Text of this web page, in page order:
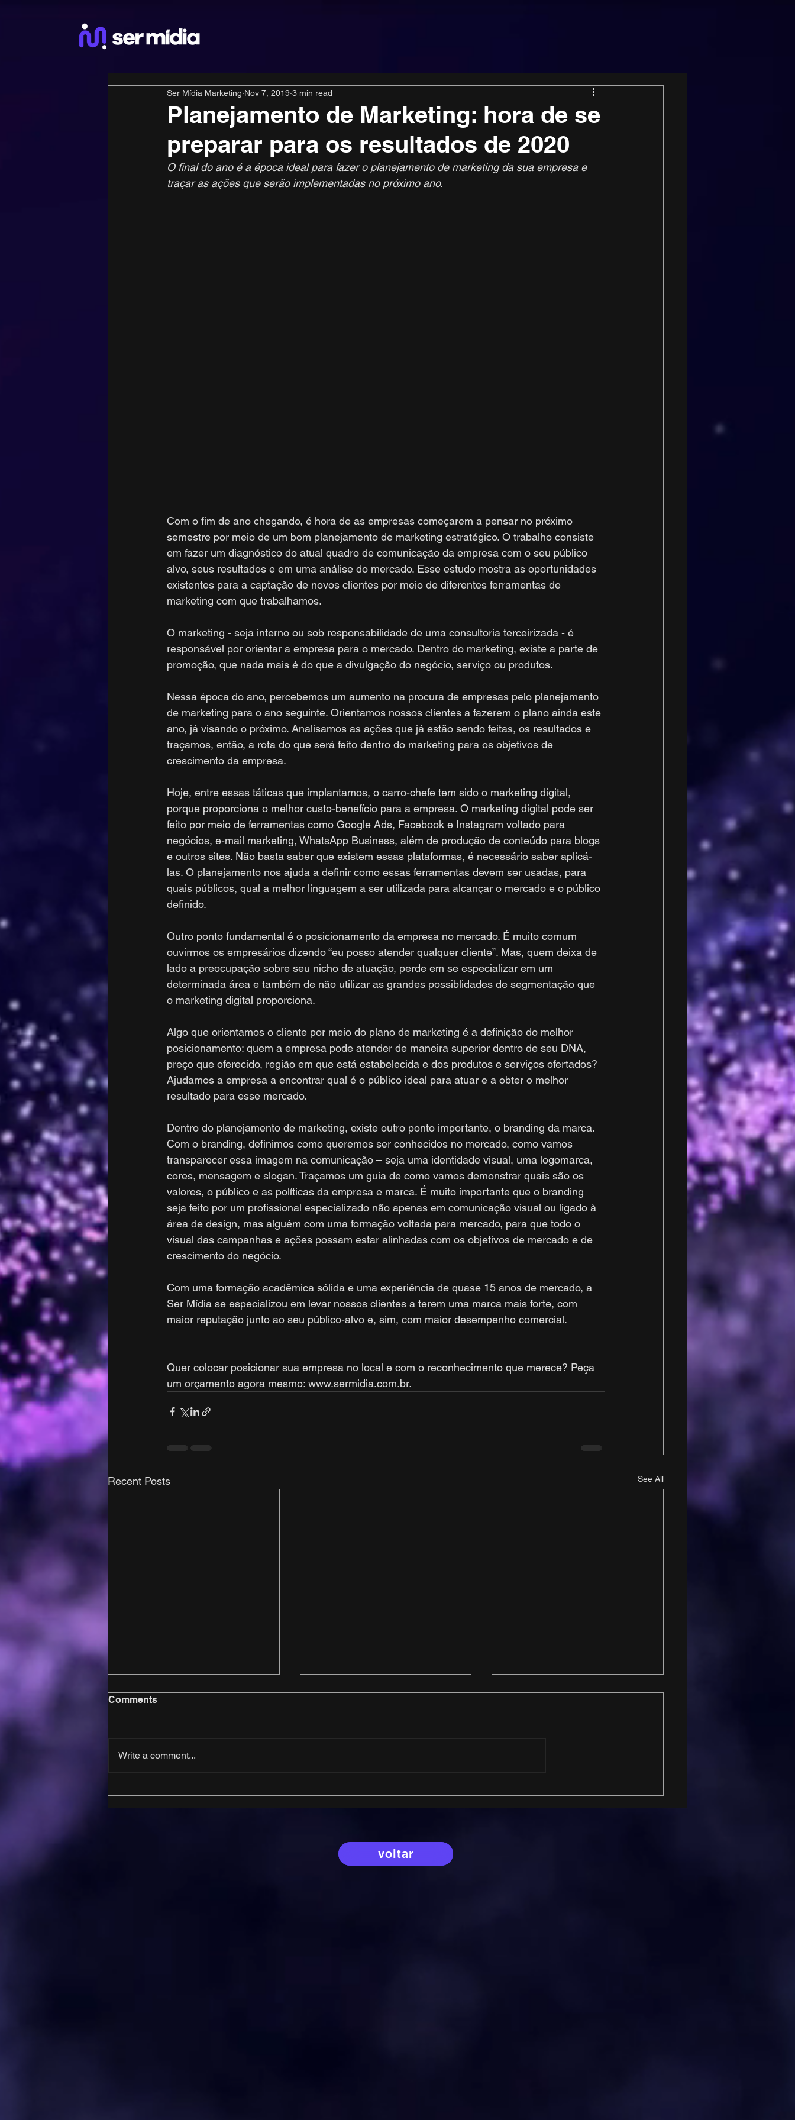
Planejamento de Marketing: hora de se
preparar para os resultados de 2020
Ser Mídia Marketing Nov 7, 2019 3 min read
O final do ano é a época ideal para fazer o planejamento de marketing da sua empresa e
traçar as ações que serão implementadas no próximo ano.
Com o fim de ano chegando, é hora de as empresas começarem a pensar no próximo
semestre por meio de um bom planejamento de marketing estratégico. O trabalho consiste
em fazer um diagnóstico do atual quadro de comunicação da empresa com o seu público
alvo, seus resultados e em uma análise do mercado. Esse estudo mostra as oportunidades
existentes para a captação de novos clientes por meio de diferentes ferramentas de
marketing com que trabalhamos.
O marketing - seja interno ou sob responsabilidade de uma consultoria terceirizada - é
responsável por orientar a empresa para o mercado. Dentro do marketing, existe a parte de
promoção, que nada mais é do que a divulgação do negócio, serviço ou produtos.
Nessa época do ano, percebemos um aumento na procura de empresas pelo planejamento
de marketing para o ano seguinte. Orientamos nossos clientes a fazerem o plano ainda este
ano, já visando o próximo. Analisamos as ações que já estão sendo feitas, os resultados e
traçamos, então, a rota do que será feito dentro do marketing para os objetivos de
crescimento da empresa.
Hoje, entre essas táticas que implantamos, o carro-chefe tem sido o marketing digital,
porque proporciona o melhor custo-benefício para a empresa. O marketing digital pode ser
feito por meio de ferramentas como Google Ads, Facebook e Instagram voltado para
negócios, e-mail marketing, WhatsApp Business, além de produção de conteúdo para blogs
e outros sites. Não basta saber que existem essas plataformas, é necessário saber aplicá-
las. O planejamento nos ajuda a definir como essas ferramentas devem ser usadas, para
quais públicos, qual a melhor linguagem a ser utilizada para alcançar o mercado e o público
definido.
Outro ponto fundamental é o posicionamento da empresa no mercado. É muito comum
ouvirmos os empresários dizendo “eu posso atender qualquer cliente”. Mas, quem deixa de
lado a preocupação sobre seu nicho de atuação, perde em se especializar em um
determinada área e também de não utilizar as grandes possiblidades de segmentação que
o marketing digital proporciona.
Algo que orientamos o cliente por meio do plano de marketing é a definição do melhor
posicionamento: quem a empresa pode atender de maneira superior dentro de seu DNA,
preço que oferecido, região em que está estabelecida e dos produtos e serviços ofertados?
Ajudamos a empresa a encontrar qual é o público ideal para atuar e a obter o melhor
resultado para esse mercado.
Dentro do planejamento de marketing, existe outro ponto importante, o branding da marca.
Com o branding, definimos como queremos ser conhecidos no mercado, como vamos
transparecer essa imagem na comunicação – seja uma identidade visual, uma logomarca,
cores, mensagem e slogan. Traçamos um guia de como vamos demonstrar quais são os
valores, o público e as políticas da empresa e marca. É muito importante que o branding
seja feito por um profissional especializado não apenas em comunicação visual ou ligado à
área de design, mas alguém com uma formação voltada para mercado, para que todo o
visual das campanhas e ações possam estar alinhadas com os objetivos de mercado e de
crescimento do negócio.
Com uma formação acadêmica sólida e uma experiência de quase 15 anos de mercado, a
Ser Mídia se especializou em levar nossos clientes a terem uma marca mais forte, com
maior reputação junto ao seu público-alvo e, sim, com maior desempenho comercial.
Quer colocar posicionar sua empresa no local e com o reconhecimento que merece? Peça
um orçamento agora mesmo: www.sermidia.com.br.
Recent Posts See All
Comments
Write a comment...
voltar